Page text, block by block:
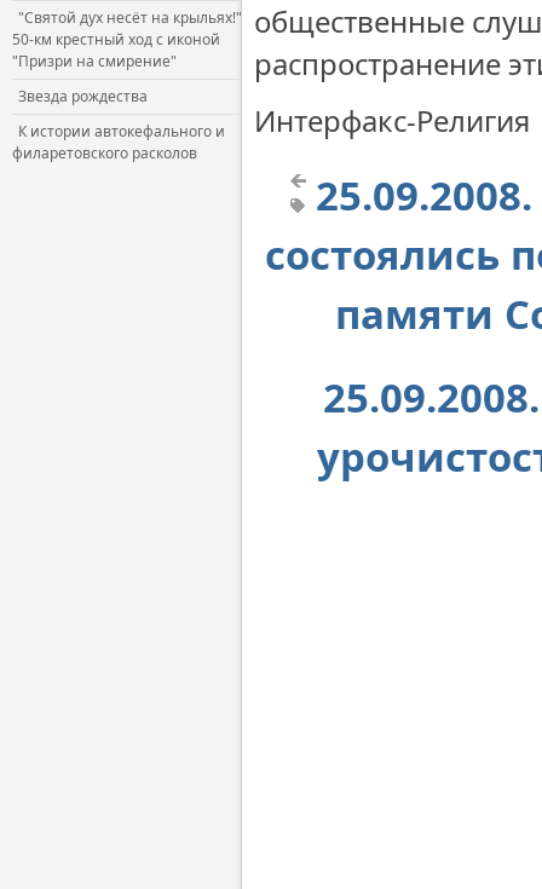
"Святой дух несёт на крыльях!"
50-км крестный ход с иконой
"Призри на смирение"
Звезда рождества
К истории автокефального и
филаретовского расколов
общественные
распространение
Интерфакс-Религия
состоялись
памяти